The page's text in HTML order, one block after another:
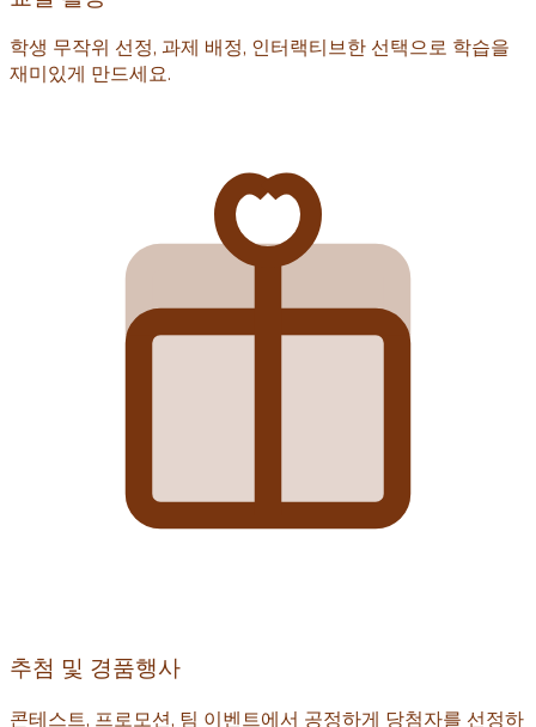
학생 무작위 선정, 과제 배정, 인터랙티브한 선택으로 학습을
재미있게 만드세요.
추첨 및 경품행사
콘테스트, 프로모션, 팀 이벤트에서 공정하게 당첨자를 선정하